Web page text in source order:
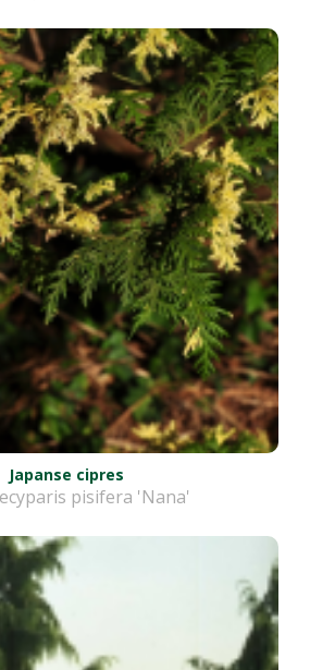
Japanse cipres
pisifera 'Nana'